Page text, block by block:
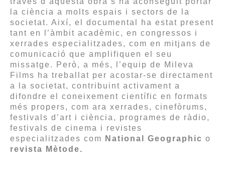
la ciència a molts espais i sectors de la
societat. Així, el documental ha estat present
tant en l’àmbit acadèmic, en congressos i
xerrades especialitzades, com en mitjans de
comunicació que amplifiquen el seu
missatge. Però, a més, l’equip de Mileva
Films ha treballat per acostar-se directament
a la societat, contribuint activament a
difondre el coneixement científic en formats
més propers, com ara xerrades, cinefòrums,
festivals d’art i ciència, programes de ràdio,
festivals de cinema i revistes
especialitzades com
National Geographic o
revista Mètode.